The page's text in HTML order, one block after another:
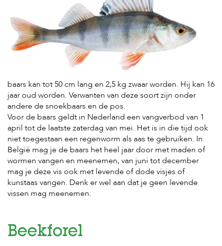
baars kan tot 50 cm lang en 2,5 kg zwaar worden. Hij kan 16
jaar oud worden. Verwanten van deze soort zijn onder
andere de snoekbaars en de pos.
Voor de baars geldt in Nederland een vangverbod van 1
april tot de laatste zaterdag van mei. Het is in die tijd ook
niet toegestaan een regenworm als aas te gebruiken. In
België mag je de baars het heel jaar door met maden of
wormen vangen en meenemen, van juni tot december
mag je deze vis ook met levende of dode visjes of
kunstaas vangen. Denk er wel aan dat je geen levende
vissen mag meenemen.
Beekforel